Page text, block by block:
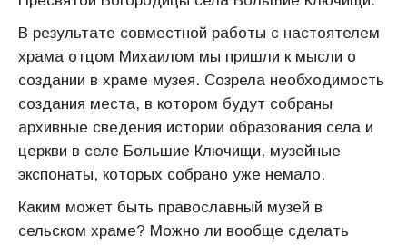
В результате совместной работы с настоятелем
храма отцом Михаилом мы пришли к мысли о
создании в храме музея. Созрела необходимость
создания места, в котором будут собраны
архивные сведения истории образования села и
церкви в селе Большие Ключищи, музейные
экспонаты, которых собрано уже немало.
Каким может быть православный музей в
сельском храме? Можно ли вообще сделать